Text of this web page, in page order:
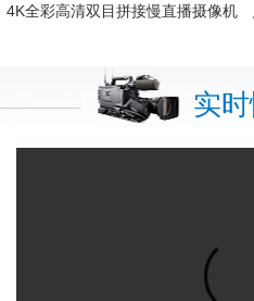
4K全彩高清双目拼接慢直播摄像机
实